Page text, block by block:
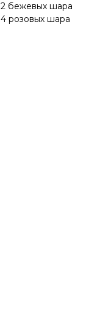
2 бежевых шара
4 розовых шара